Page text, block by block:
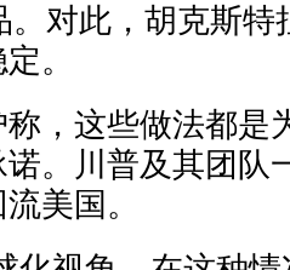
。对此，胡克斯特
。
，这些做法都是
。川普及其团队
美国。